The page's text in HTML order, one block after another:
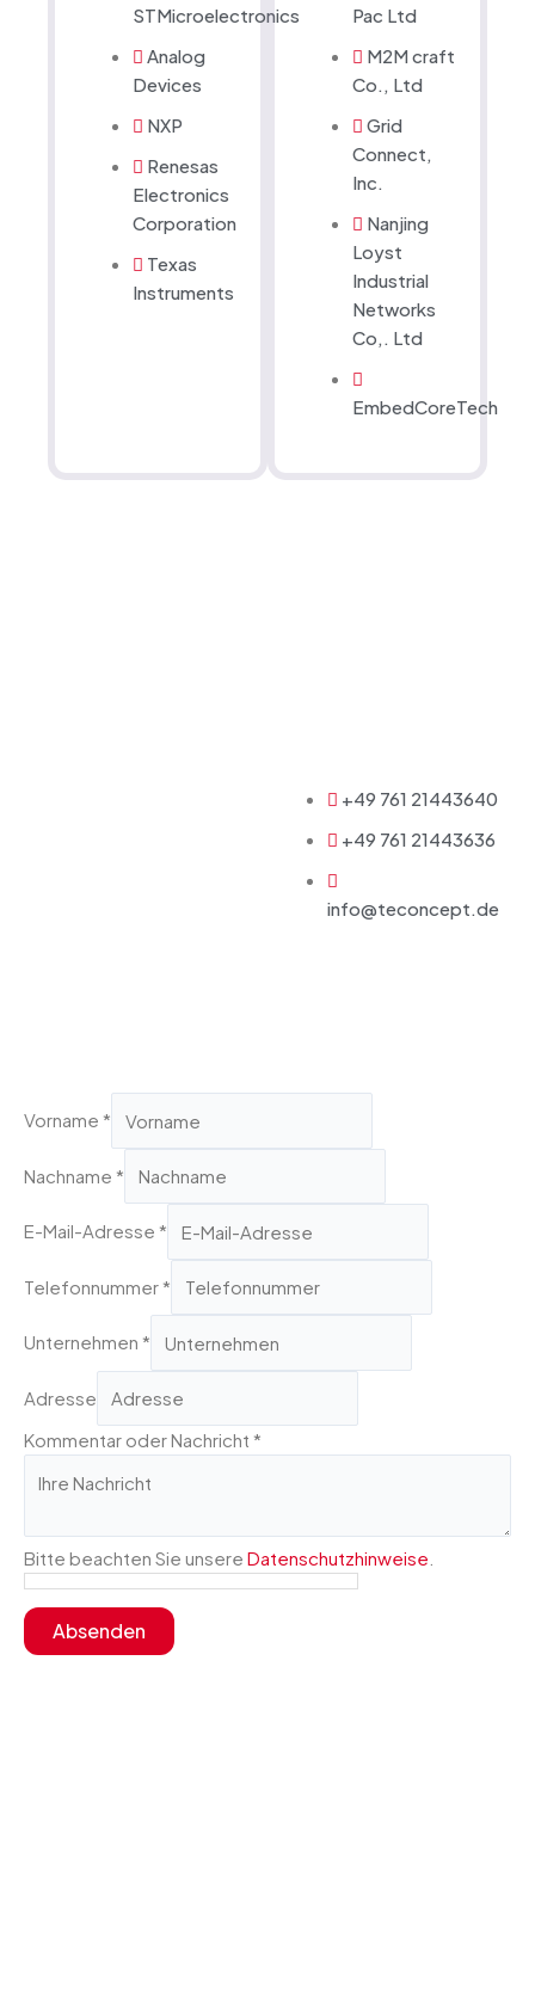
STMicroelectronics
Analog
Devices
NXP
Renesas
Electronics
Corporation
Texas
Instruments
Pac Ltd
M2M craft
Co., Ltd
Grid
Connect,
Inc.
Nanjing
Loyst
Industrial
Networks
Co,. Ltd
EmbedCoreTech
+49 761 21443640
+49 761 21443636
info@teconcept.de
Vorname *
Nachname *
E-Mail-Adresse *
Telefonnummer *
Unternehmen *
Adresse
Kommentar oder Nachricht *
E-
Mail-
Adresse
Vorname
Bitte beachten Sie unsere Datenschutzhinweise
Absenden